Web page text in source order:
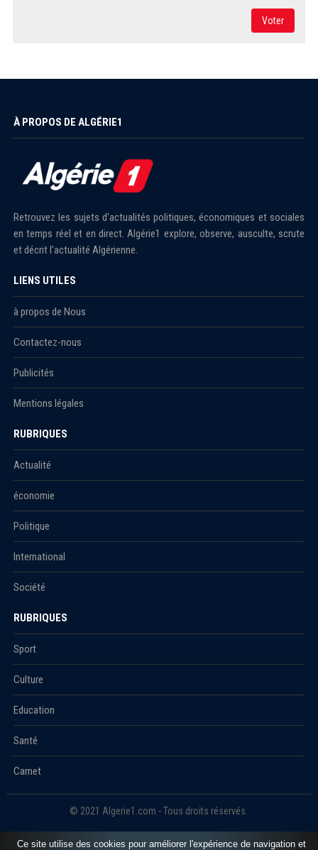
Voter
À PROPOS DE ALGÉRIE1
Retrouvez les sujets d'actualités politiques, économiques et sociales
en temps réel et en direct. Algérie1 explore, observe, ausculte, scrute
et décrit l'actualité Algérienne.
LIENS UTILES
à propos de Nous
Contactez-nous
Publicités
Mentions légales
RUBRIQUES
Actualité
économie
Politique
International
Société
RUBRIQUES
Sport
Culture
Education
Santé
Carnet
© 2021 Algerie1.com - Tous droits réservés.
Ce site utilise des cookies pour améliorer l'expérience de navigation et